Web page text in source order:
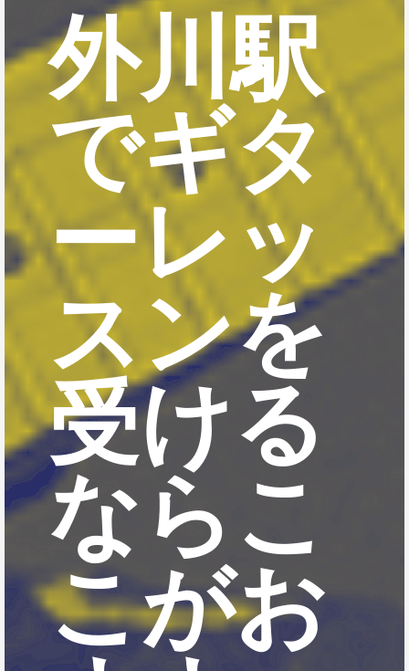
外川駅
でギタ
ーレッ
スンを
受ける
ならこ
こがお